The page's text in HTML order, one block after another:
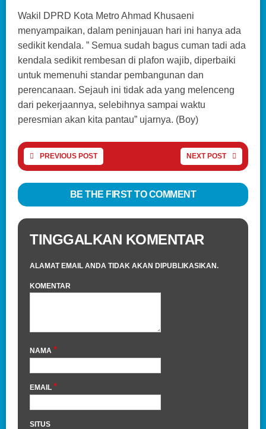
Wakil DPRD Kota Metro Ahmad Khusaeni
menyampaikan, dalam peninjauan hari ini hanya ada
sedikit kendala. ” Semua sudah bagus cuman tadi ada
kendala sedikit rembesan di plafon wajib, diperbaiki
untuk memenuhi standar pembangunan dan
perencanaan. Sejauh ini tidak ada yang melenceng
dari pekerjaannya, selebihnya sampai waktu
peresmian akan kita pantau” ujarnya. (Boy)
PREVIOUS POST NEXT POST
BE THE FIRST TO COMMENT
TINGGALKAN KOMENTAR
ALAMAT EMAIL ANDA TIDAK AKAN DIPUBLIKASIKAN.
KOMENTAR
NAMA *
EMAIL *
SITUS